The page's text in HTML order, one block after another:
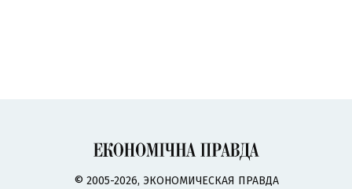
© 2005-2026, ЭКОНОМИЧЕСКАЯ ПРАВДА